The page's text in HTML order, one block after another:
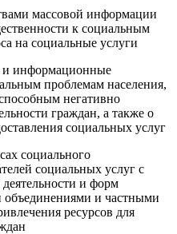
массовой информации
к социальным
на социальные услуги
и информационные
проблемам населения,
негативно
граждан, а также о
социальных услуг
социального
социальных услуг с
и форм
объединениями и частными
ресурсов для